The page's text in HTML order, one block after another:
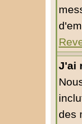
J'ai
des